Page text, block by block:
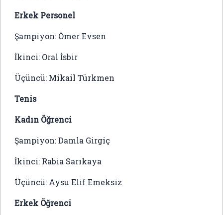
Erkek Personel
Şampiyon: Ömer Evsen
İkinci: Oral İsbir
Üçüncü: Mikail Türkmen
Tenis
Kadın Öğrenci
Şampiyon: Damla Girgiç
İkinci: Rabia Sarıkaya
Üçüncü: Aysu Elif Emeksiz
Erkek Öğrenci